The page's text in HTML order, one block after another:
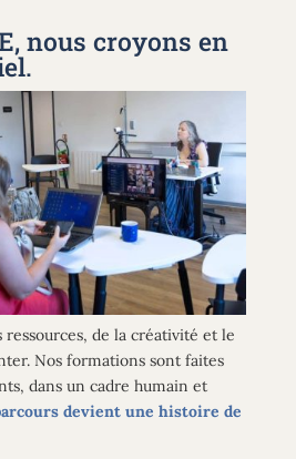
nous croyons en
ressources, de la créativité et le
Nos formations sont faites
dans un cadre humain et
devient une histoire de